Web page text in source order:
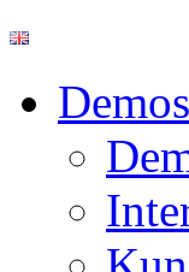
Demos